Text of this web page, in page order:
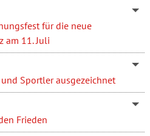
für die neue
am 11. Juli
Sportler ausgezeichnet
Frieden